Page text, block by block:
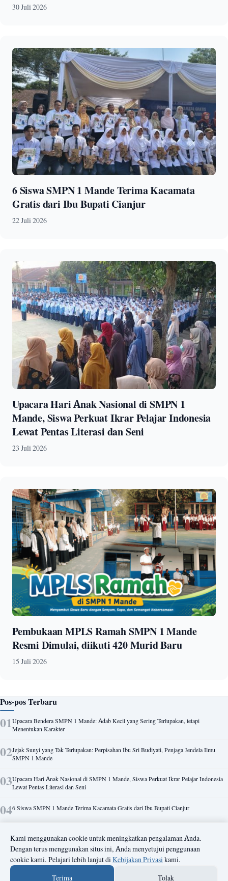
30 Juli 2026
6 Siswa SMPN 1 Mande Terima Kacamata
Gratis dari Ibu Bupati Cianjur
22 Juli 2026
Upacara Hari Anak Nasional di SMPN 1
Mande, Siswa Perkuat Ikrar Pelajar Indonesia
Lewat Pentas Literasi dan Seni
23 Juli 2026
Pembukaan MPLS Ramah SMPN 1 Mande
Resmi Dimulai, diikuti 420 Murid Baru
15 Juli 2026
Pos-pos Terbaru
Upacara Bendera SMPN 1 Mande: Adab Kecil yang Sering Terlupakan, tetapi
Menentukan Karakter
Jejak Sunyi yang Tak Terlupakan: Perpisahan Ibu Sri Budiyati, Penjaga Jendela Ilmu
SMPN 1 Mande
Upacara Hari Anak Nasional di SMPN 1 Mande, Siswa Perkuat Ikrar Pelajar Indonesia
Lewat Pentas Literasi dan Seni
6 Siswa SMPN 1 Mande Terima Kacamata Gratis dari Ibu Bupati Cianjur
Kekompakan Tim Jadi Kunci
Demo Ekstrakurikuler Meriah Warnai Penutupan MPLS SMPN 1 Mande 2026, Siswa
Kami menggunakan cookie untuk meningkatkan pengalaman Anda.
Dengan terus menggunakan situs ini, Anda menyetujui penggunaan
cookie kami. Pelajari lebih lanjut diKebijakan Privasikami.
Terima
Tolak